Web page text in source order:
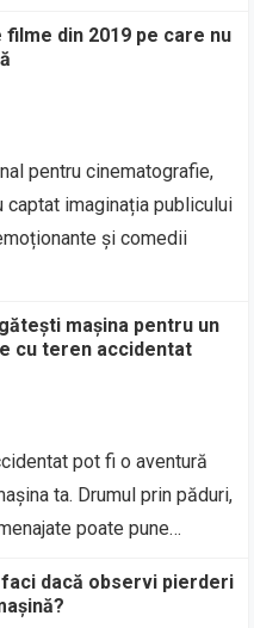
filme din 2019 pe care nu
pentru cinematografie,
imaginația publicului
și comedii
mașina pentru un
cu teren accidentat
pot fi o aventură
ta. Drumul prin păduri,
poate pune…
dacă observi pierderi